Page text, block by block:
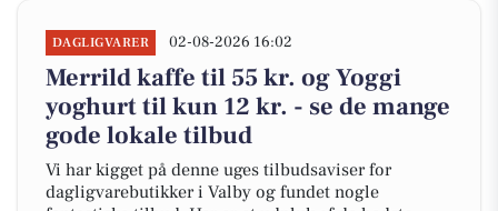
DAGLIGVARER 02-08-2026 16:02
Merrild kaffe til 55 kr. og Yoggi
yoghurt til kun 12 kr. - se de mange
gode lokale tilbud
Vi har kigget på denne uges tilbudsaviser for
dagligvarebutikker i Valby og fundet nogle